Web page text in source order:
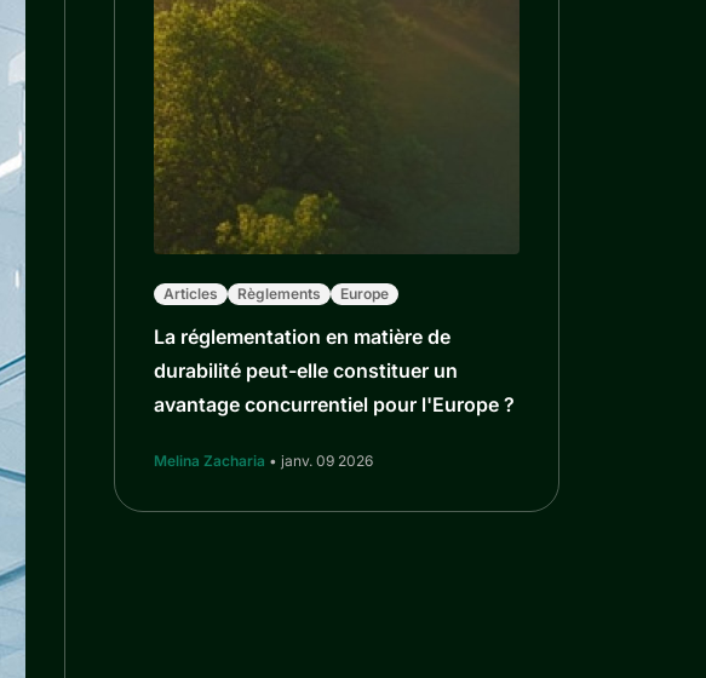
Articles Règlements Europe
La réglementation en matière de
durabilité peut-elle constituer un
avantage concurrentiel pour l'Europe ?
Melina Zacharia • janv. 09 2026